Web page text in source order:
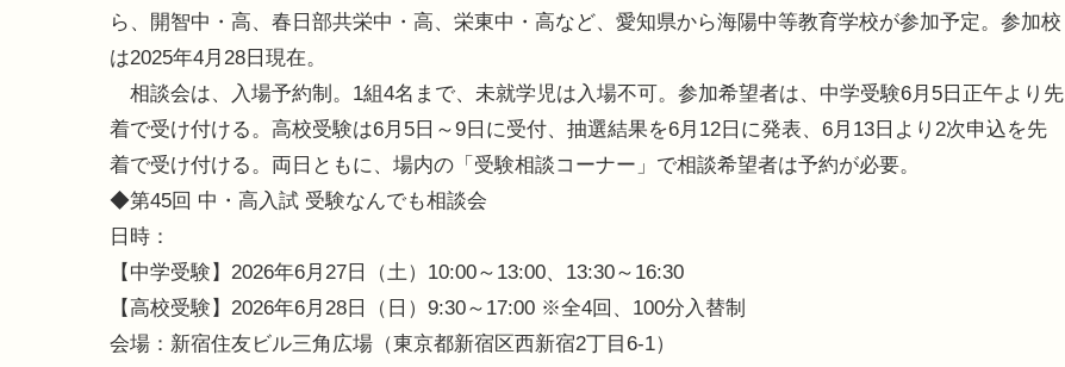
ら、開智中・高、春日部共栄中・高、栄東中・高など、愛知県から海陽中等教育学校が参加予定。参加校
は2025年4月28日現在。
相談会は、入場予約制。1組4名まで、未就学児は入場不可。参加希望者は、中学受験6月5日正午より先
着で受け付ける。高校受験は6月5日～9日に受付、抽選結果を6月12日に発表、6月13日より2次申込を先
着で受け付ける。両日ともに、場内の「受験相談コーナー」で相談希望者は予約が必要。
◆第45回 中・高入試 受験なんでも相談会
日時：
【中学受験】2026年6月27日（土）10:00～13:00、13:30～16:30
【高校受験】2026年6月28日（日）9:30～17:00 ※全4回、100分入替制
会場：新宿住友ビル三角広場（東京都新宿区西新宿2丁目6-1）